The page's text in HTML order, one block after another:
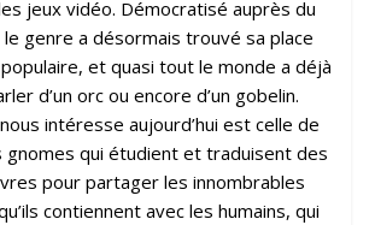
jeux vidéo. Démocratisé auprès du
le genre a désormais trouvé sa place
et quasi tout le monde a déjà
d’un orc ou encore d’un gobelin.
intéresse aujourd’hui est celle de
gnomes qui étudient et traduisent des
pour partager les innombrables
contiennent avec les humains, qui